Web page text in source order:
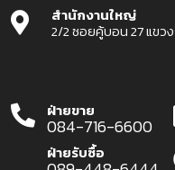
สำนักงานใหญ่
2/2 ซอยคู้บอน 27 แขว
ฝ่ายขาย
084-716-6600
ฝ่ายรับซื้อ